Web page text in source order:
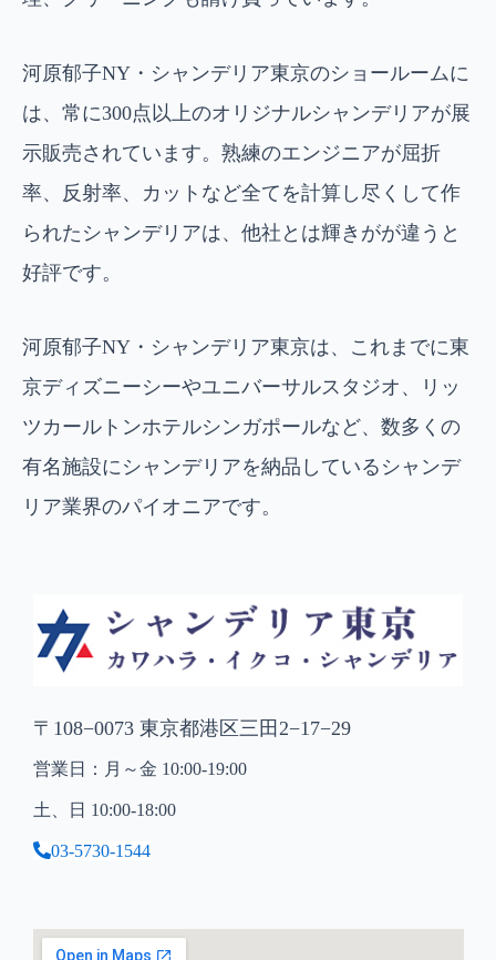
河原郁子NY・シャンデリア東京のショールームに
は、常に300点以上のオリジナルシャンデリアが展
示販売されています。熟練のエンジニアが屈折
率、反射率、カットなど全てを計算し尽くして作
られたシャンデリアは、他社とは輝きがが違うと
好評です。
河原郁子NY・シャンデリア東京は、これまでに東
京ディズニーシーやユニバーサルスタジオ、リッ
ツカールトンホテルシンガポールなど、数多くの
有名施設にシャンデリアを納品しているシャンデ
リア業界のパイオニアです。
〒108−0073 東京都港区三田2−17−29
営業日：月～金 10:00-19:00
土、日 10:00-18:00
03-5730-1544